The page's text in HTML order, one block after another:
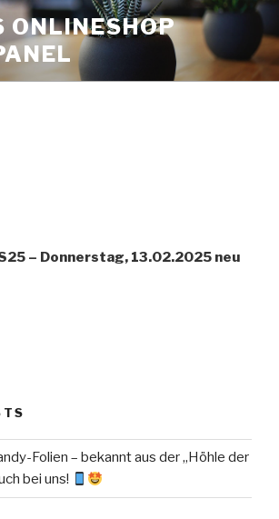
ONLINESHOP
– Donnerstag, 13.02.2025 neu
Folien – bekannt aus der „Höhle der
bei uns!